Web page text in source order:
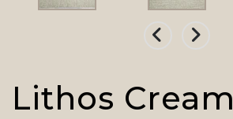
Lithos Cream